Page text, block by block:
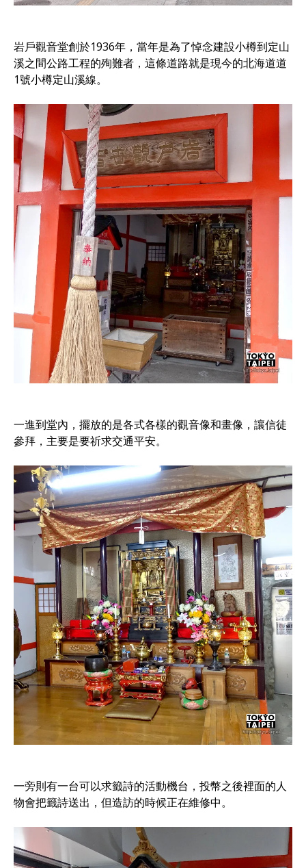
岩戶觀音堂創於1936年，當年是為了悼念建設小樽到定山
溪之間公路工程的殉難者，這條道路就是現今的北海道道
1號小樽定山溪線。
一進到堂內，擺放的是各式各樣的觀音像和畫像，讓信徒
參拜，主要是要祈求交通平安。
一旁則有一台可以求籤詩的活動機台，投幣之後裡面的人
物會把籤詩送出，但造訪的時候正在維修中。